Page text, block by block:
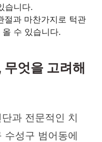
습니다.
절과 마찬가지로 턱관
수 있습니다.
무엇을 고려해
과 전문적인 치
수성구 범어동에